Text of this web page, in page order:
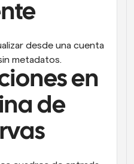
desde una cuenta
metadatos.
en
de